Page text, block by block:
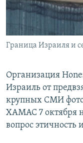
СОЦИАЛЬНЫЕ СЕТИ
Все сайты РСЕ/
Граница Израиля и
Организация
Израиль от
крупных СМИ
ХАМАС 7 октября
вопрос этичность